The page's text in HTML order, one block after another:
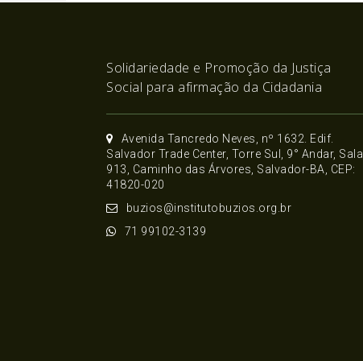
Solidariedade e Promoção da Justiça
Social para afirmação da Cidadania
Avenida Tancredo Neves, nº 1632. Edif.
Salvador Trade Center, Torre Sul, 9° Andar, Sala
913, Caminho das Árvores, Salvador-BA, CEP:
41820-020
buzios@institutobuzios.org.br
71 99102-3139